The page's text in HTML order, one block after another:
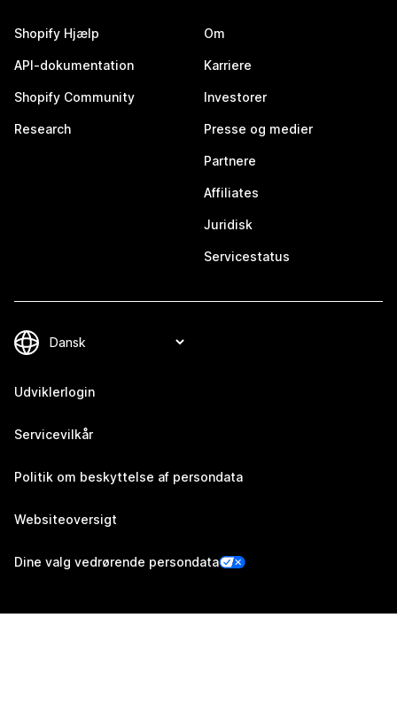
Shopify Hjælp
API-dokumentation
Shopify Community
Research
Om
Karriere
Investorer
Presse og medier
Partnere
Affiliates
Juridisk
Servicestatus
Udviklerlogin
Servicevilkår
Politik om beskyttelse af persondata
Websiteoversigt
Dine valg vedrørende persondata